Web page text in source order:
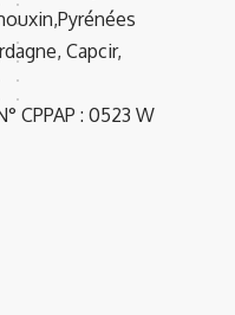
Capcir,
CPPAP : 0523 W